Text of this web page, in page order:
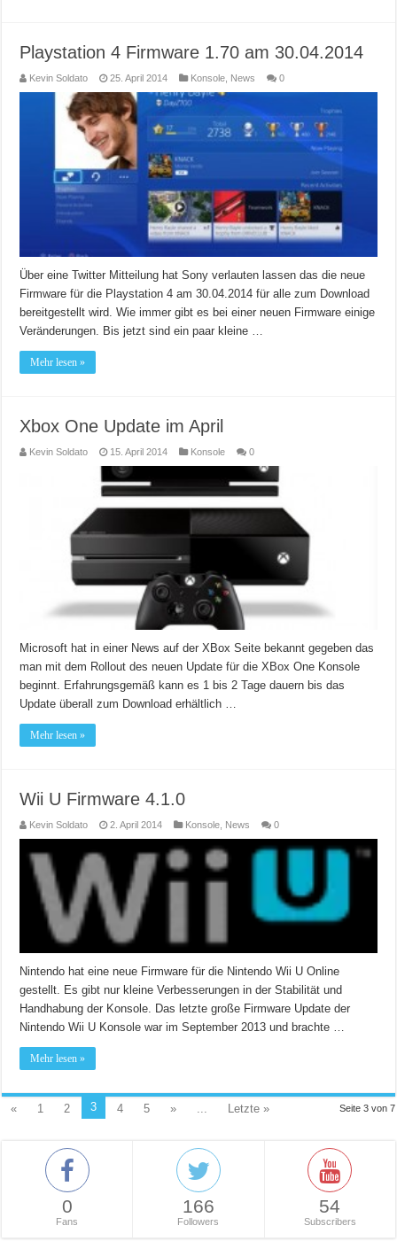
Playstation 4 Firmware 1.70 am 30.04.2014
Kevin Soldato 25. April 2014 Konsole News 0
Über eine Twitter Mitteilung hat Sony verlauten lassen das die neue
Firmware für die Playstation 4 am 30.04.2014 für alle zum Download
bereitgestellt wird. Wie immer gibt es bei einer neuen Firmware einige
Veränderungen. Bis jetzt sind ein paar kleine …
Mehr lesen »
Xbox One Update im April
Kevin Soldato 15. April 2014 Konsole 0
Microsoft hat in einer News auf der XBox Seite bekannt gegeben das
man mit dem Rollout des neuen Update für die XBox One Konsole
beginnt. Erfahrungsgemäß kann es 1 bis 2 Tage dauern bis das
Update überall zum Download erhältlich …
Mehr lesen »
Wii U Firmware 4.1.0
Kevin Soldato 2. April 2014 Konsole News 0
Nintendo hat eine neue Firmware für die Nintendo Wii U Online
gestellt. Es gibt nur kleine Verbesserungen in der Stabilität und
Handhabung der Konsole. Das letzte große Firmware Update der
Nintendo Wii U Konsole war im September 2013 und brachte …
Mehr lesen »
Seite 3 von 7
« 1 2 3 4 5 » ... Letzte »
0
Fans
166
Followers
54
Subscribers